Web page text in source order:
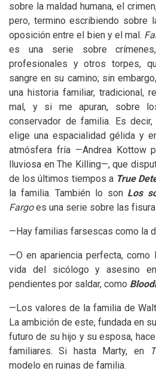
sobre la maldad humana, el
pero, termino escribiendo sobre
oposición entre el bien y el mal.
es una serie sobre
profesionales y otros torpes,
sangre en su camino; sin
una historia familiar, tradicional,
mal, y si me apuran, sobre
conservador de familia. Es
elige una espacialidad gélida y
atmósfera fría —Andrea Kottow
lluviosa en The Killing—, que
de los últimos tiempos a True
la familia. También lo son Los
Fargoes una serie sobre las
—Hay familias farsescas como la
—O en apariencia perfecta, como
vida del sicólogo y asesino
pendientes por saldar, como
—Los valores de la familia de
La ambición de este, fundada en
futuro de su hijo y su esposa,
familiares. Si hasta Marty, en
modelo en ruinas de familia.